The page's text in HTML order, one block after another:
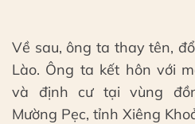
Về sau, ông ta thay tên,
Lào. Ông ta kết hôn với
và định cư tại vùng
Mường Pẹc, tỉnh Xiêng